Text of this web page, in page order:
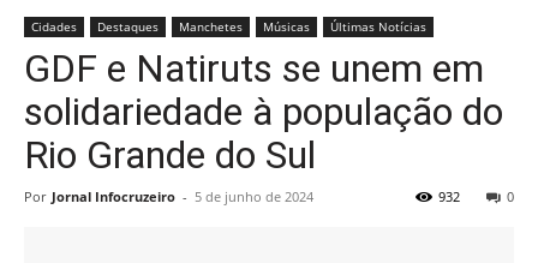
Cidades Destaques Manchetes Músicas Últimas Notícias
GDF e Natiruts se unem em
solidariedade à população do
Rio Grande do Sul
Por Jornal Infocruzeiro - 5 de junho de 2024 0
932